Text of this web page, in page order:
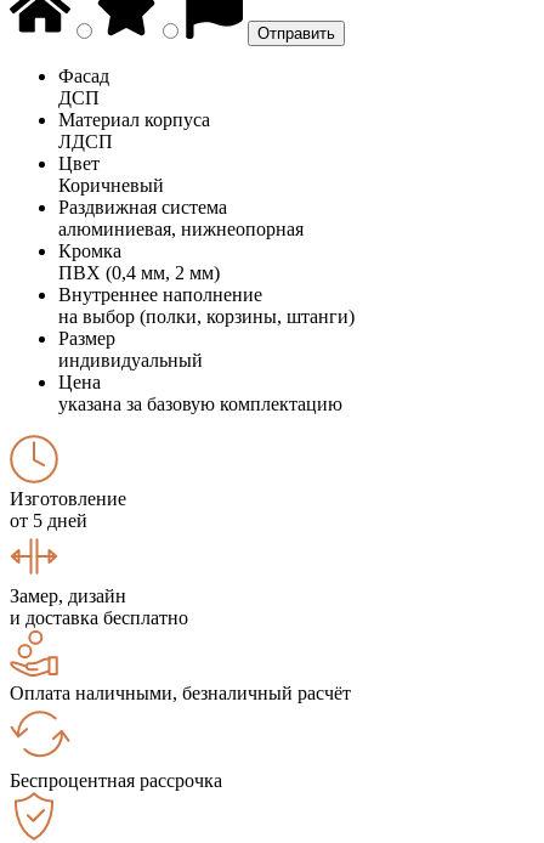
Фасад
ДСП
Материал корпуса
ЛДСП
Цвет
Коричневый
Раздвижная система
алюминиевая, нижнеопорная
Кромка
ПВХ (0,4 мм, 2 мм)
Внутреннее наполнение
на выбор (полки, корзины, штанги)
Размер
индивидуальный
Цена
указана за базовую комплектацию
Изготовление
от 5 дней
Замер, дизайн
и доставка бесплатно
Оплата наличными, безналичный расчёт
Беспроцентная рассрочка